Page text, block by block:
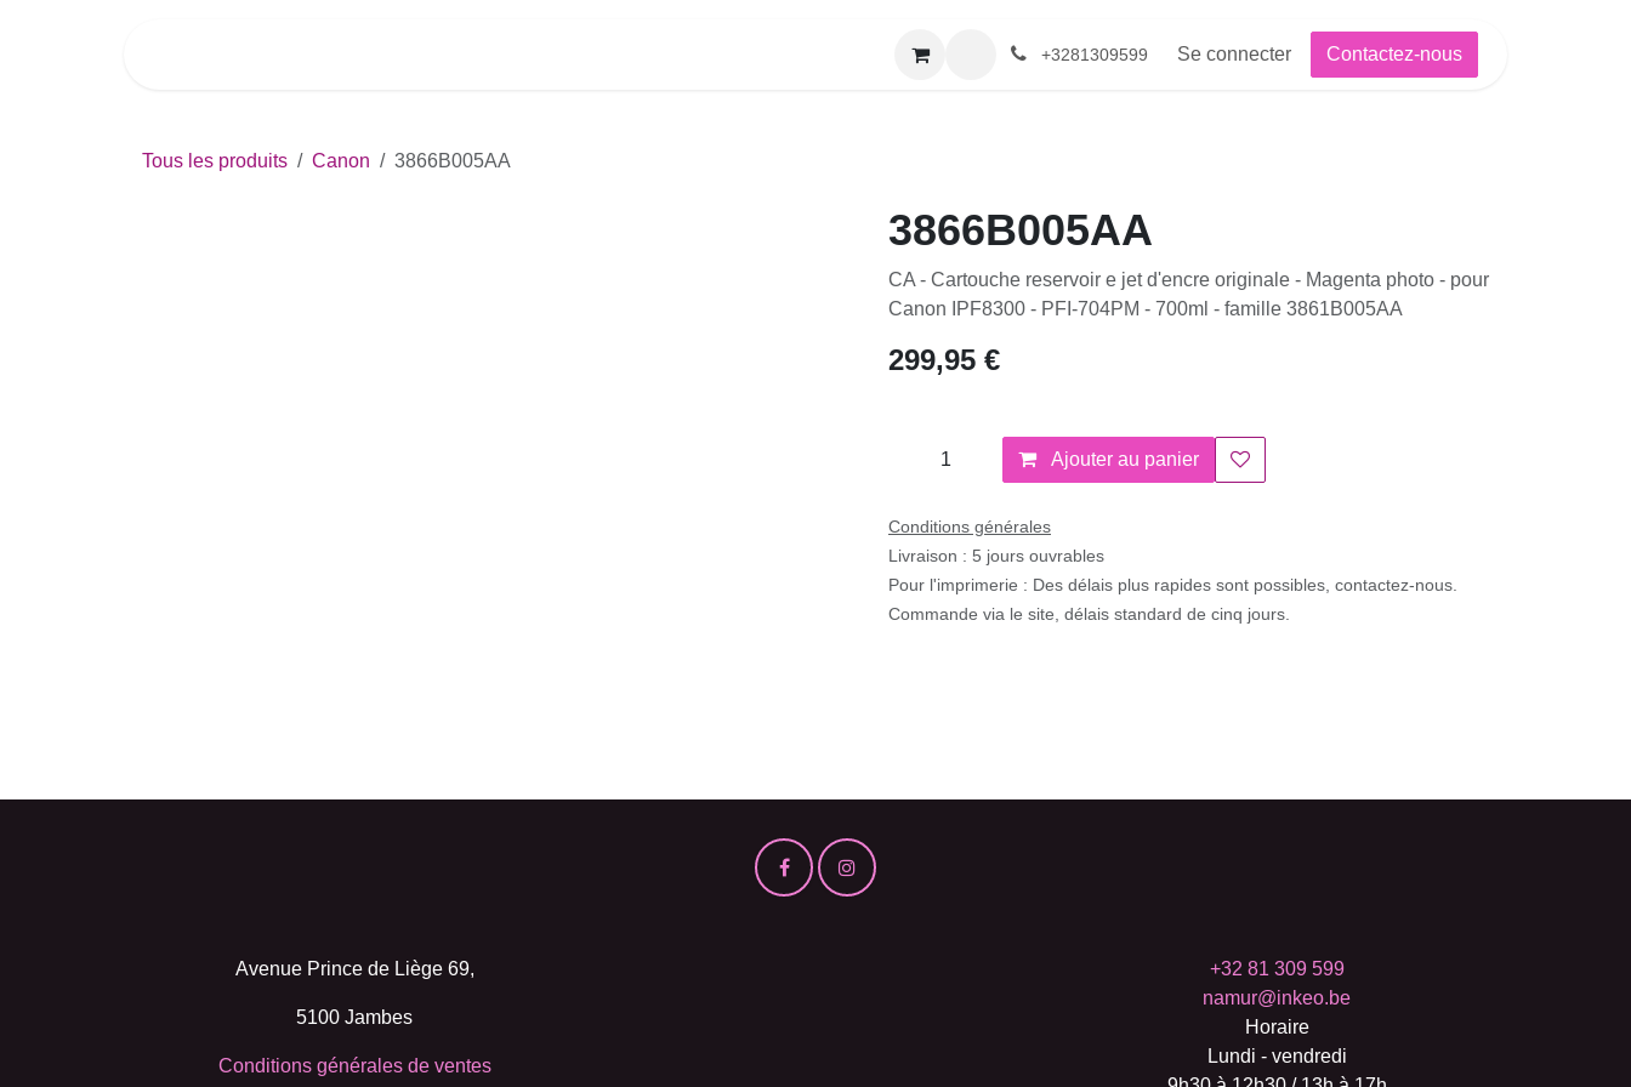
+3281309599 Se connecter Contactez-nous
Tous les produits Canon 3866B005AA
3866B005AA
CA - Cartouche reservoir e jet d'encre originale - Magenta photo - pour
Canon IPF8300 - PFI-704PM - 700ml - famille 3861B005AA
299,95 €
Ajouter au panier
Conditions générales
Livraison : 5 jours ouvrables
Pour l'imprimerie : Des délais plus rapides sont possibles, contactez-nous.
Commande via le site, délais standard de cinq jours.
Avenue Prince de Liège 69,
5100 Jambes
Conditions générales de ventes
+32 81 309 599
namur@inkeo.be
Horaire
Lundi - vendredi